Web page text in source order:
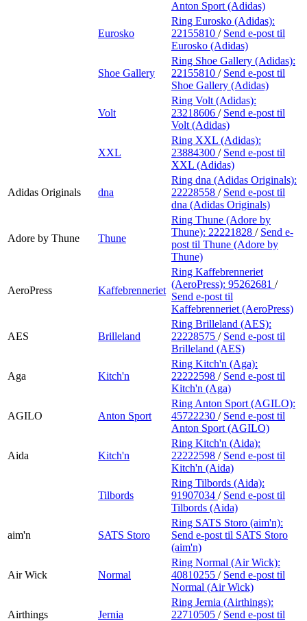
Anton Sport (Adidas)
Eurosko
Ring Eurosko (Adidas):
22155810 / Send e-post til
Eurosko (Adidas)
Shoe Gallery
Ring Shoe Gallery (Adidas):
22155810 / Send e-post til
Shoe Gallery (Adidas)
Volt
Ring Volt (Adidas):
23218606 / Send e-post til
Volt (Adidas)
XXL
Ring XXL (Adidas):
23884300 / Send e-post til
XXL (Adidas)
Adidas Originals dna
Ring dna (Adidas Originals):
22228558 / Send e-post til
dna (Adidas Originals)
Adore by Thune Thune
Ring Thune (Adore by
Thune): 22221828 / Send e-
post til Thune (Adore by
Thune)
AeroPress Kaffebrenneriet
Ring Kaffebrenneriet
(AeroPress): 95262681 /
Send e-post til
Kaffebrenneriet (AeroPress)
AES Brilleland
Ring Brilleland (AES):
22228575 / Send e-post til
Brilleland (AES)
Aga Kitch'n
Ring Kitch'n (Aga):
22222598 / Send e-post til
Kitch'n (Aga)
AGILO Anton Sport
Ring Anton Sport (AGILO):
45722230 / Send e-post til
Anton Sport (AGILO)
Aida Kitch'n
Ring Kitch'n (Aida):
22222598 / Send e-post til
Kitch'n (Aida)
Tilbords
Ring Tilbords (Aida):
91907034 / Send e-post til
Tilbords (Aida)
aim'n SATS Storo
Ring SATS Storo (aim'n):
Send e-post til SATS Storo
(aim'n)
Air Wick Normal
Ring Normal (Air Wick):
40810255 / Send e-post til
Normal (Air Wick)
Airthings Jernia
Ring Jernia (Airthings):
22710505 / Send e-post til